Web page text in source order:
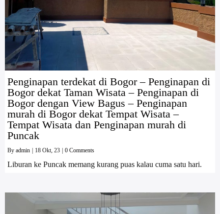
Penginapan terdekat di Bogor – Penginapan di
Bogor dekat Taman Wisata – Penginapan di
Bogor dengan View Bagus – Penginapan
murah di Bogor dekat Tempat Wisata –
Tempat Wisata dan Penginapan murah di
Puncak
By admin | 18 Okt, 23 | 0 Comments
Liburan ke Puncak memang kurang puas kalau cuma satu hari.